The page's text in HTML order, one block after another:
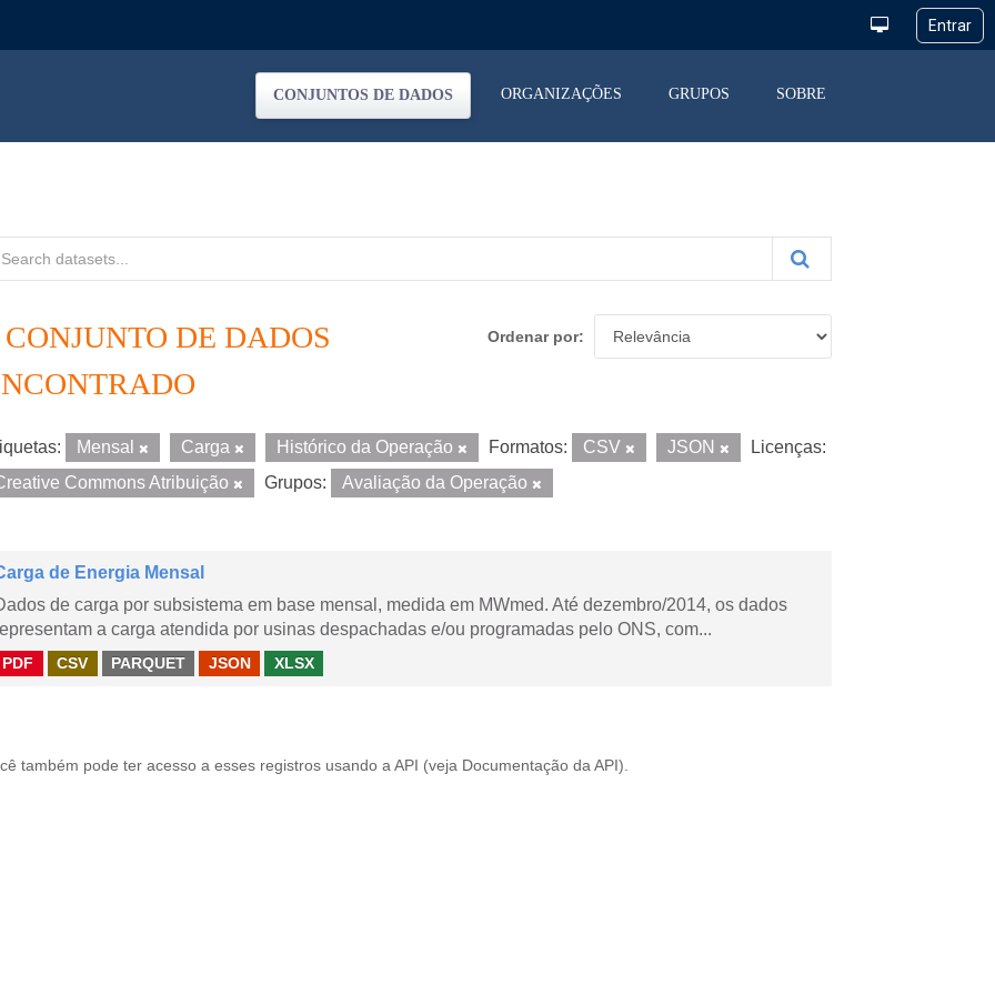
CONJUNTOS DE DADOS ORGANIZAÇÕES GRUPOS SOBRE
Ordenar por
CONJUNTO DE DADOS
Mensal Carga Histórico da Operação Formatos: CSV JSON
Licenças:
Commons Atribuição
Grupos: Avaliação da Operação
de Energia Mensal
de carga por subsistema em base mensal, medida em MWmed. Até dezembro/2014, os dados
a carga atendida por usinas despachadas e/ou programadas pelo ONS, com...
PDF CSV PARQUET JSON XLSX
também pode ter acesso a esses registros usando a API (veja Documentação da API ).